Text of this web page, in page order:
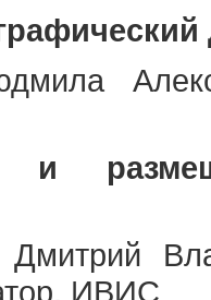
и
Дмитрий
ИВИС